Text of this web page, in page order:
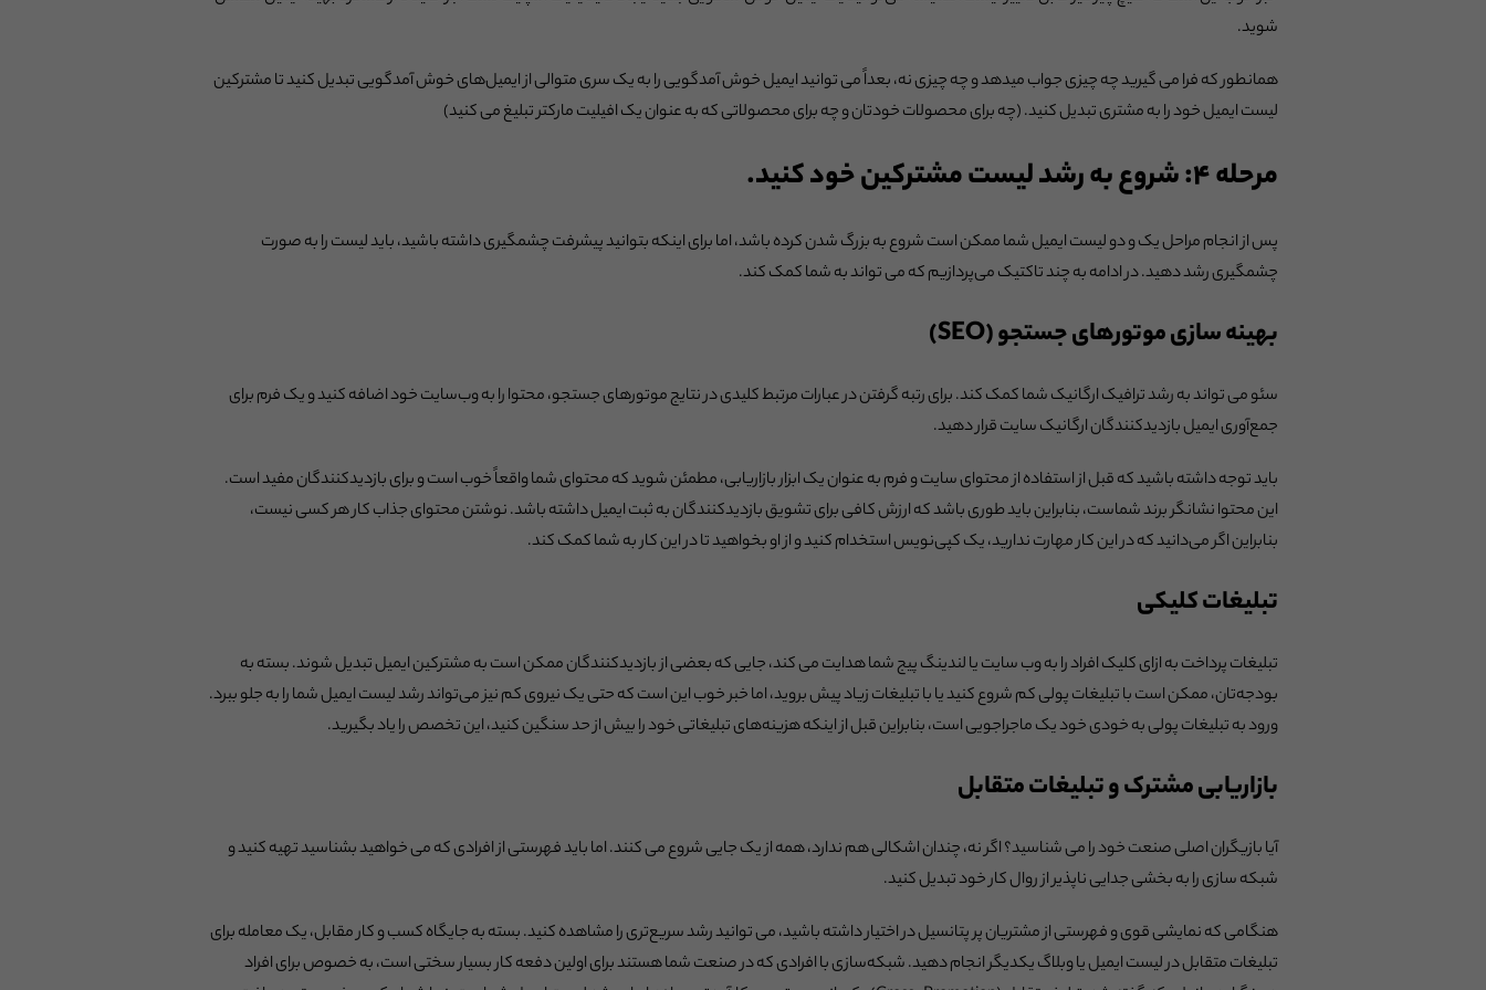
شوید.
همانطور که فرا می گیرید چه چیزی جواب میدهد و چه چیزی نه، بعداً می توانید ایمیل خوش آمدگویی را به یک سری متوالی از ایمیل‌های خوش آمدگویی تبدیل کنید تا مشترکین
لیست ایمیل خود را به مشتری تبدیل کنید. (چه برای محصولات خودتان و چه برای محصولاتی که به عنوان یک افیلیت مارکتر تبلیغ می کنید)
مرحله ۴: شروع به رشد لیست مشترکین خود کنید.
پس از انجام مراحل یک و دو لیست ایمیل شما ممکن است شروع به بزرگ شدن کرده باشد، اما برای اینکه بتوانید پیشرفت چشمگیری داشته باشید، باید لیست را به صورت
چشمگیری رشد دهید. در ادامه به چند تاکتیک می‌پردازیم که می تواند به شما کمک کند.
بهینه سازی موتورهای جستجو (SEO)
سئو می تواند به رشد ترافیک ارگانیک شما کمک کند. برای رتبه گرفتن در عبارات مرتبط کلیدی در نتایج موتورهای جستجو، محتوا را به وب‌سایت خود اضافه کنید و یک فرم برای
جمع‌آوری ایمیل‌ بازدیدکنندگان ارگانیک سایت قرار دهید.
باید توجه داشته باشید که قبل از استفاده از محتوای سایت و فرم به عنوان یک ابزار بازاریابی، مطمئن شوید که محتوای شما واقعاً خوب است و برای بازدیدکنندگان مفید است.
این محتوا نشانگر برند شماست، بنابراین باید طوری باشد که ارزش کافی برای تشویق بازدیدکنندگان به ثبت ایمیل داشته باشد. نوشتن محتوای جذاب کار هر کسی نیست،
بنابراین اگر می‌دانید که در این کار مهارت ندارید، یک کپی‌نویس استخدام کنید و از او بخواهید تا در این کار به شما کمک کند.
تبلیغات کلیکی
تبلیغات پرداخت به ازای کلیک افراد را به وب سایت یا لندینگ پیج شما هدایت می کند، جایی که بعضی از بازدیدکنندگان ممکن است به مشترکین ایمیل تبدیل شوند. بسته به
بودجه‌تان، ممکن است با تبلیغات پولی کم شروع کنید یا با تبلیغات زیاد پیش بروید، اما خبر خوب این است که حتی یک نیروی کم نیز می‌تواند رشد لیست ایمیل شما را به جلو ببرد.
ورود به تبلیغات پولی به خودی خود یک ماجراجویی است، بنابراین قبل از اینکه هزینه‌های تبلیغاتی خود را بیش از حد سنگین کنید، این تخصص را یاد بگیرید.
بازاریابی مشترک و تبلیغات متقابل
آیا بازیگران اصلی صنعت خود را می شناسید؟ اگر نه، چندان اشکالی هم ندارد، همه از یک جایی شروع می کنند. اما باید فهرستی از افرادی که می خواهید بشناسید تهیه کنید و
شبکه سازی را به بخشی جدایی ناپذیر از روال کار خود تبدیل کنید.
هنگامی که نمایشی قوی و فهرستی از مشتریان پر پتانسیل در اختیار داشته باشید، می توانید رشد سریع‌تری را مشاهده کنید. بسته به جایگاه کسب و کار مقابل، یک معامله برای
تبلیغات متقابل در لیست ایمیل یا وبلاگ یکدیگر انجام دهید. شبکه‌سازی با افرادی که در صنعت شما هستند برای اولین دفعه کار بسیار سختی است، به خصوص برای افراد